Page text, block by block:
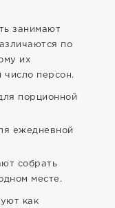
занимают
по
их
персон.
порционной
ежедневной
собрать
месте.
как